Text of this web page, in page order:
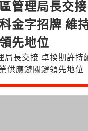
管理局長交
金字招牌 維
先地位
局長交接 卓揆期許持
供應鏈關鍵領先地位